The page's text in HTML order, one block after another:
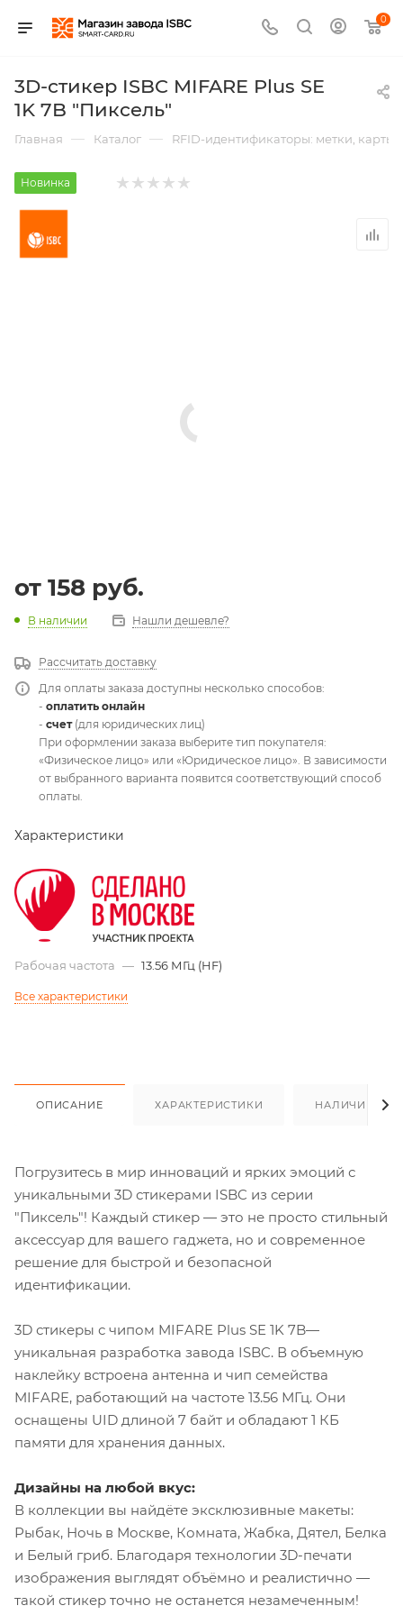
0
3D-стикер ISBC MIFARE Plus SE
1K 7B "Пиксель"
Главная — Каталог — RFID-идентификаторы: метки,
Новинка
от 158 руб.
В наличии Нашли дешевле?
Рассчитать доставку
Для оплаты заказа доступны несколько способов:
- оплатить онлайн
- счет(для юридических лиц)
При оформлении заказа выберите тип покупателя:
«Физическое лицо» или «Юридическое лицо». В зависимости
от выбранного варианта появится соответствующий способ
оплаты.
Характеристики
Рабочая частота — 13.56 МГц (HF)
Все характеристики
ОПИСАНИЕ ХАРАКТЕРИСТИКИ НАЛИЧИЕ
Погрузитесь в мир инноваций и ярких эмоций с
уникальными 3D стикерами ISBC из серии
"Пиксель"! Каждый стикер — это не просто стильный
аксессуар для вашего гаджета, но и современное
решение для быстрой и безопасной
идентификации.
3D стикеры с чипом MIFARE Plus SE 1K 7B—
уникальная разработка завода ISBC. В объемную
наклейку встроена антенна и чип семейства
MIFARE, работающий на частоте 13.56 МГц. Они
оснащены UID длиной 7 байт и обладают 1 КБ
памяти для хранения данных.
Дизайны на любой вкус:
В коллекции вы найдёте эксклюзивные макеты:
Рыбак, Ночь в Москве, Комната, Жабка, Дятел, Белка
и Белый гриб. Благодаря технологии 3D-печати
изображения выглядят объёмно и реалистично —
такой стикер точно не останется незамеченным!